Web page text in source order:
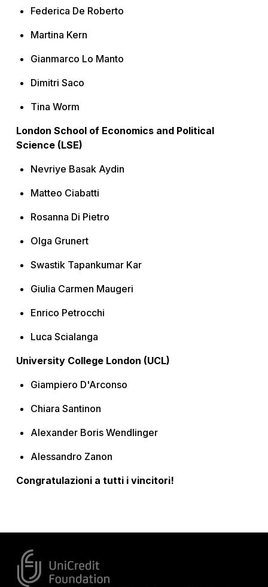
Federica De Roberto
Martina Kern
Gianmarco Lo Manto
Dimitri Saco
Tina Worm
London School of Economics and Political
Science (LSE)
Nevriye Basak Aydin
Matteo Ciabatti
Rosanna Di Pietro
Olga Grunert
Swastik Tapankumar Kar
Giulia Carmen Maugeri
Enrico Petrocchi
Luca Scialanga
University College London (UCL)
Giampiero D'Arconso
Chiara Santinon
Alexander Boris Wendlinger
Alessandro Zanon
Congratulazioni a tutti i vincitori!